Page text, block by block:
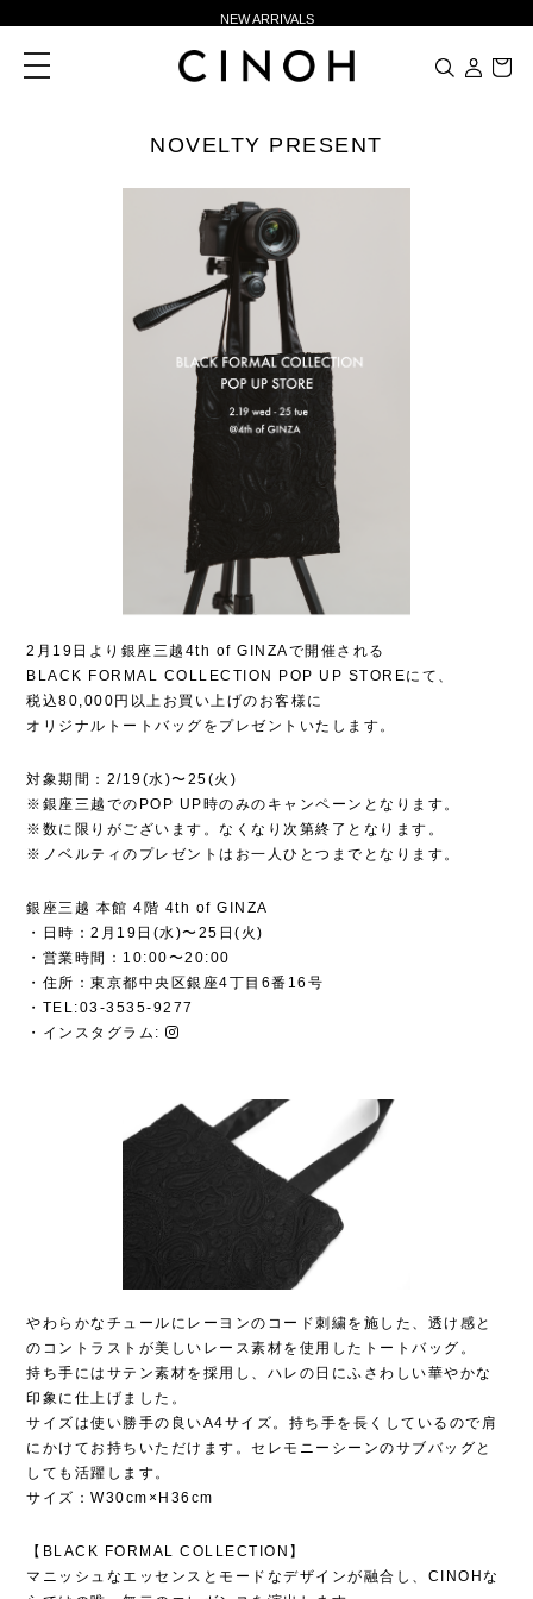
NEW ARRIVALS
新規会員登録500ポイントプレゼント
新規会員登録500ポイントプレゼント
ニュースレター登録で¥1,000クーポン進呈
toggle
navigation
NOVELTY PRESENT
2月19日より銀座三越4th of GINZAで開催される
BLACK FORMAL COLLECTION POP UP STOREにて、
税込80,000円以上お買い上げのお客様に
オリジナルトートバッグをプレゼントいたします。
対象期間：2/19(水)〜25(火)
※銀座三越でのPOP UP時のみのキャンペーンとなります。
※数に限りがございます。なくなり次第終了となります。
※ノベルティのプレゼントはお一人ひとつまでとなります。
銀座三越 本館 4階 4th of GINZA
・日時：2月19日(水)〜25日(火)
・営業時間：10:00〜20:00
・住所：東京都中央区銀座4丁目6番16号
・TEL:03-3535-9277
・インスタグラム:
やわらかなチュールにレーヨンのコード刺繍を施した、透け感と
のコントラストが美しいレース素材を使用したトートバッグ。
持ち手にはサテン素材を採用し、ハレの日にふさわしい華やかな
印象に仕上げました。
サイズは使い勝手の良いA4サイズ。持ち手を長くしているので肩
にかけてお持ちいただけます。セレモニーシーンのサブバッグと
しても活躍します。
サイズ：W30cm×H36cm
【BLACK FORMAL COLLECTION】
マニッシュなエッセンスとモードなデザインが融合し、CINOHな